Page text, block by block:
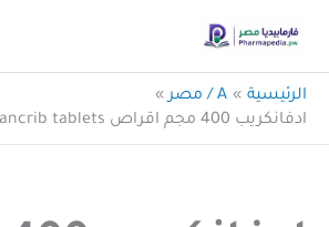
المحتوى
الرئيسية
A / مصر
ادفانكريب 400 مجم اقراص Advancrib tablets